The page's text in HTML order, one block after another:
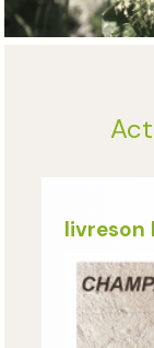
livreson